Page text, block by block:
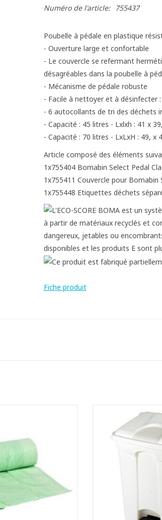
Numéro de l'article: 755437
Poubelle à pédale en plastique
- Ouverture large et confortable
- Le couvercle se refermant
désagréables dans la poubelle à
- Mécanisme de pédale robuste
- Facile à nettoyer et à désinfecter
- 6 autocollants de tri des déchets
- Capacité : 45 litres - Lxlxh : 41 x
- Capacité : 70 litres - LxLxH : 49, x
Article composé des éléments
1x755404 Bomabin Select Pedal
1x755411 Couvercle pour Bomabin
1x755448 Etiquettes déchets
Fiche produit
et végétaux.
100 litres.
soudure: étoile
matières végétales
à base de fécule de
terre ( garantie
AU PANIER
- Ouverture
- Fermeture
conservant les
- Mécanisme de